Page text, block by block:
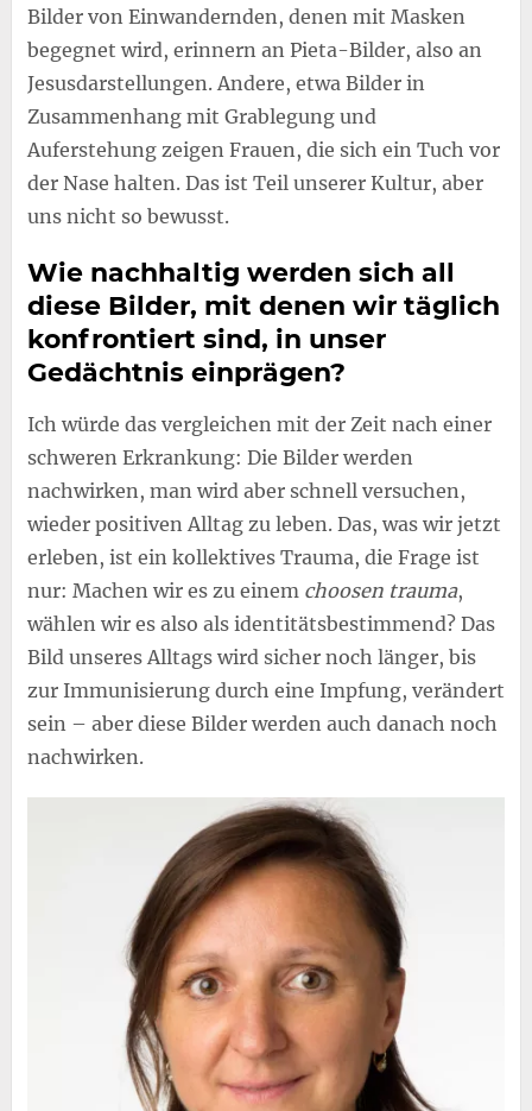
Bilder von Einwandernden, denen mit Masken
begegnet wird, erinnern an Pieta-Bilder, also an
Jesusdarstellungen. Andere, etwa Bilder in
Zusammenhang mit Grablegung und
Auferstehung zeigen Frauen, die sich ein Tuch vor
der Nase halten. Das ist Teil unserer Kultur, aber
uns nicht so bewusst.
Wie nachhaltig werden sich all
diese Bilder, mit denen wir täglich
konfrontiert sind, in unser
Gedächtnis einprägen?
Ich würde das vergleichen mit der Zeit nach einer
schweren Erkrankung: Die Bilder werden
nachwirken, man wird aber schnell versuchen,
wieder positiven Alltag zu leben. Das, was wir jetzt
erleben, ist ein kollektives Trauma, die Frage ist
nur: Machen wir es zu einem choosen trauma,
wählen wir es also als identitätsbestimmend? Das
Bild unseres Alltags wird sicher noch länger, bis
zur Immunisierung durch eine Impfung, verändert
sein – aber diese Bilder werden auch danach noch
nachwirken.